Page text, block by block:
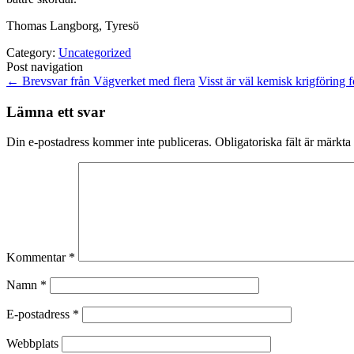
Thomas Langborg, Tyresö
Category: Uncategorized
Post navigation
← Brevsvar från Vägverket med flera Visst är väl kemisk krigföring
Lämna ett svar
Din e-postadress kommer inte publiceras. Obligatoriska fält är märkta
Kommentar *
Namn *
E-postadress *
Webbplats